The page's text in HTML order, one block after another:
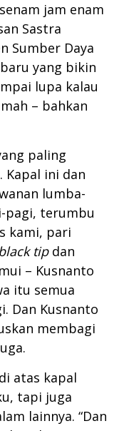
jam enam
Sastra
Sumber Daya
yang bikin
lupa kalau
– bahkan
paling
Kapal ini dan
lumba-
pagi, terumbu
kami, pari
tipdan
– Kusnanto
itu semua
Dan Kusnanto
membagi
atas kapal
tapi juga
lainnya. “Dan